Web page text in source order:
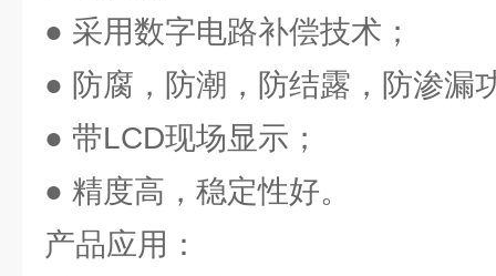
● 采用数字电路补偿技术；
● 防腐，防潮，防结露，防渗漏
● 带LCD现场显示；
● 精度高，稳定性好。
产品应用：